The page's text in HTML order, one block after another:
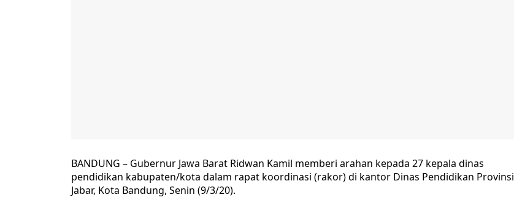
BANDUNG – Gubernur Jawa Barat Ridwan Kamil memberi arahan kepada 27 kepala dinas
pendidikan kabupaten/kota dalam rapat koordinasi (rakor) di kantor Dinas Pendidikan Provinsi
Jabar, Kota Bandung, Senin (9/3/20).